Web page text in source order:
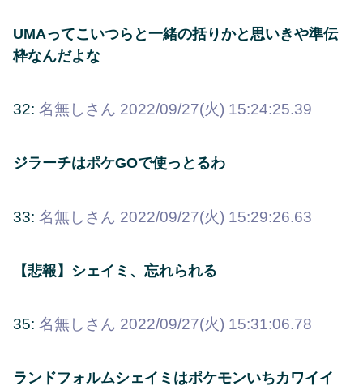
UMAってこいつらと一緒の括りかと思いきや準伝
枠なんだよな
32: 名無しさん 2022/09/27(火) 15:24:25.39
ジラーチはポケGOで使っとるわ
33: 名無しさん 2022/09/27(火) 15:29:26.63
【悲報】シェイミ、忘れられる
35: 名無しさん 2022/09/27(火) 15:31:06.78
ランドフォルムシェイミはポケモンいちカワイイ